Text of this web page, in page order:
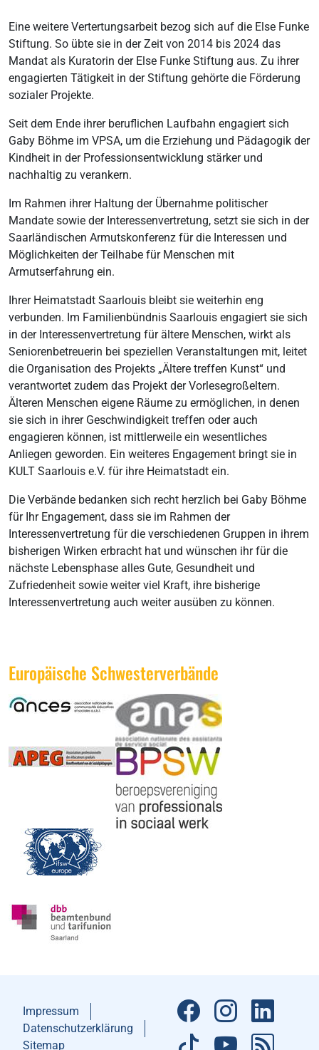
Eine weitere Vertertungsarbeit bezog sich auf die Else Funke
Stiftung. So übte sie in der Zeit von 2014 bis 2024 das
Mandat als Kuratorin der Else Funke Stiftung aus. Zu ihrer
engagierten Tätigkeit in der Stiftung gehörte die Förderung
sozialer Projekte.
Seit dem Ende ihrer beruflichen Laufbahn engagiert sich
Gaby Böhme im VPSA, um die Erziehung und Pädagogik der
Kindheit in der Professionsentwicklung stärker und
nachhaltig zu verankern.
Im Rahmen ihrer Haltung der Übernahme politischer
Mandate sowie der Interessenvertretung, setzt sie sich in der
Saarländischen Armutskonferenz für die Interessen und
Möglichkeiten der Teilhabe für Menschen mit
Armutserfahrung ein.
Ihrer Heimatstadt Saarlouis bleibt sie weiterhin eng
verbunden. Im Familienbündnis Saarlouis engagiert sie sich
in der Interessenvertretung für ältere Menschen, wirkt als
Seniorenbetreuerin bei speziellen Veranstaltungen mit, leitet
die Organisation des Projekts „Ältere treffen Kunst“ und
verantwortet zudem das Projekt der Vorlesegroßeltern.
Älteren Menschen eigene Räume zu ermöglichen, in denen
sie sich in ihrer Geschwindigkeit treffen oder auch
engagieren können, ist mittlerweile ein wesentliches
Anliegen geworden. Ein weiteres Engagement bringt sie in
KULT Saarlouis e.V. für ihre Heimatstadt ein.
Die Verbände bedanken sich recht herzlich bei Gaby Böhme
für Ihr Engagement, dass sie im Rahmen der
Interessenvertretung für die verschiedenen Gruppen in ihrem
bisherigen Wirken erbracht hat und wünschen ihr für die
nächste Lebensphase alles Gute, Gesundheit und
Zufriedenheit sowie weiter viel Kraft, ihre bisherige
Interessenvertretung auch weiter ausüben zu können.
Europäische Schwesterverbände
Impressum
Datenschutzerklärung
Sitemap